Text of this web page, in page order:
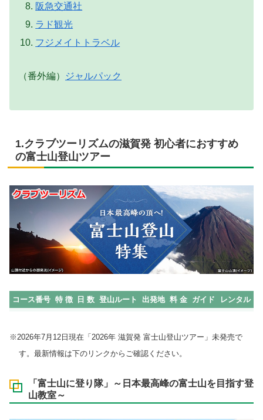
阪急交通社
ラド観光
フジメイトトラベル
（番外編） ジャルパック
1.クラブツーリズムの滋賀発 初心者におすすめ
の富士山登山ツアー
コース番号 特 徴 日 数 登山ルート 出発地 料 金 ガイド レンタル
※2026年7月12日現在「2026年 滋賀発 富士山登山ツアー」未発売で
す。最新情報は下のリンクからご確認ください。
「富士山に登り隊」～日本最高峰の富士山を目指す登
山教室～